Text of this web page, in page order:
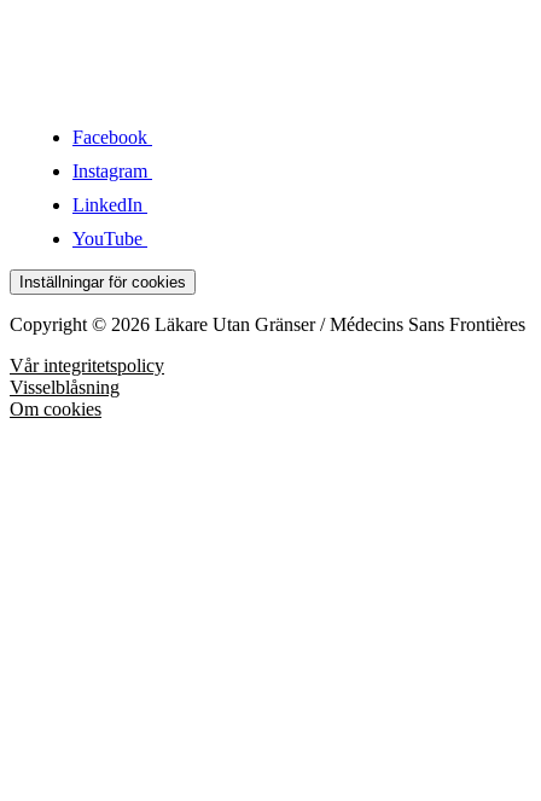
Facebook
Instagram
LinkedIn
YouTube
Inställningar för cookies
Copyright © 2026 Läkare Utan Gränser / Médecins Sans Frontières
Vår integritetspolicy
Visselblåsning
Om cookies